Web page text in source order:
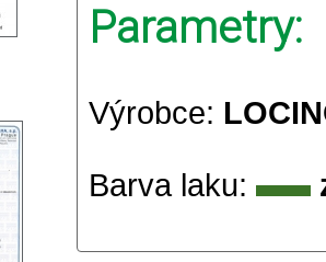
Parametry:
Výrobce:
Barva laku: